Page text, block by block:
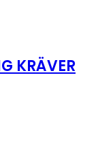
KRÄVER